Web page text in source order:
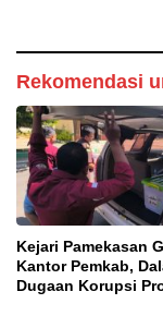
Rekomendasi
Kejari Pamekasan
Kantor Pemkab,
Dugaan Korupsi